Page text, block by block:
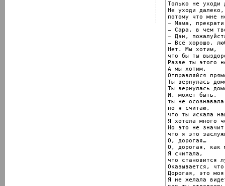
Только не уходи
Не уходи далеко,
потому что мне
— Мама,
— Сара, в чем
— Дэн,
— Всё хорошо,
Нет. Мы хотим,
что бы ты
Разве ты этого
А мы хотим.
Отправляйся
Ты вернулась
Ты вернулась
И, может быть,
ты не
но я считаю,
что ты искала
Я хотела много
Но это не
что я это
О, дорогая…
О, дорогая, как
Я считала,
что становится
Оказывается,
Дорогая, это
Я не желала